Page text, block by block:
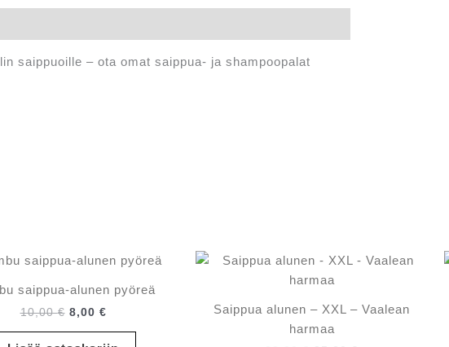
saippuoille – ota omat saippua- ja shampoopalat
saippua-alunen pyöreä
10,00€ Alkuperäinen
8,00 €Nykyinen
Saippua alunen – XXL – Vaalean
harmaa